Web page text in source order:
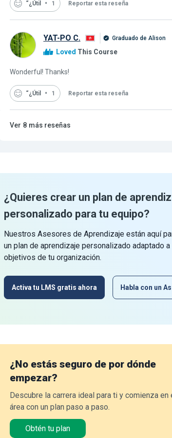
“¿Útil 1 Reportar esta reseña
YAT-PO C. Graduado de Alison
Loved This Course
Wonderful! Thanks!
“¿Útil 1 Reportar esta reseña
Ver 8 más reseñas
¿Quieres crear un plan de
personalizado para tu equipo?
Nuestros Asesores de Aprendizaje están aquí
un plan de aprendizaje personalizado adaptado
objetivos de tu organización.
Activa tu LMS gratis ahora Habla con un
¿No estás seguro de por dónde
empezar?
Descubre la carrera ideal para ti y comienza en
área con un plan paso a paso.
Obtén tu plan